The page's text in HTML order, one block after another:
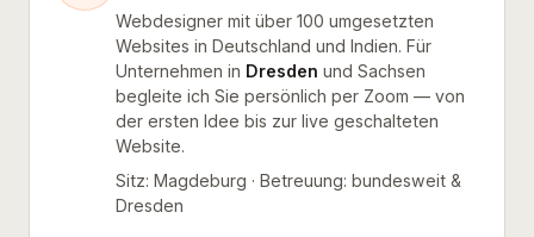
Webdesigner mit über 100 umgesetzten
Websites in Deutschland und Indien. Für
Unternehmen in Dresden und Sachsen
begleite ich Sie persönlich per Zoom — von
der ersten Idee bis zur live geschalteten
Website.
Sitz: Magdeburg · Betreuung: bundesweit &
Dresden